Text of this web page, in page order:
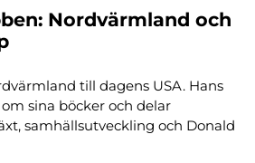
Nordvärmland och
till dagens USA. Hans
sina böcker och delar
samhällsutveckling och Donald